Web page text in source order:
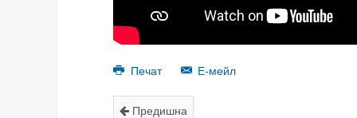
Печат Е-мейл
Предишна